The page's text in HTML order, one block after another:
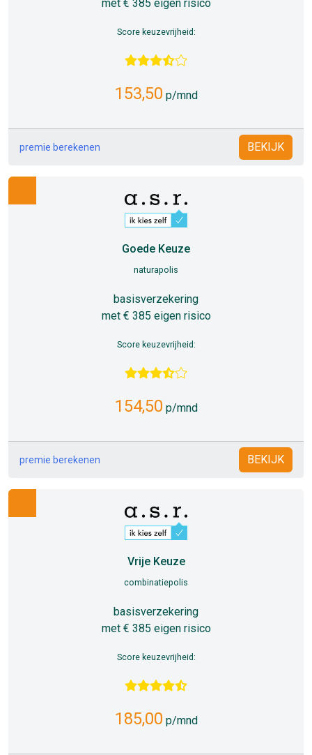
met € 385 eigen risico
Score keuzevrijheid:
153,50 p/mnd
premie berekenen BEKIJK
Goede Keuze
naturapolis
basisverzekering
met € 385 eigen risico
Score keuzevrijheid:
154,50 p/mnd
premie berekenen BEKIJK
Vrije Keuze
combinatiepolis
basisverzekering
met € 385 eigen risico
Score keuzevrijheid:
185,00 p/mnd